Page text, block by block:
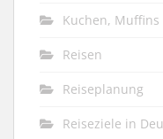
Kuchen, Muffins
Reisen
Reiseplanung
Reiseziele in